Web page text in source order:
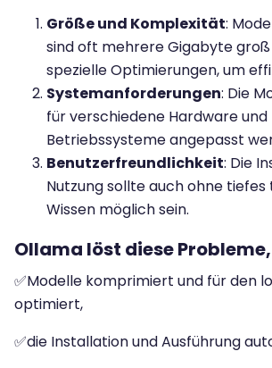
Größe und Komplexität:
sind oft mehrere Gigabyte
spezielle Optimierungen, um
Systemanforderungen: Die
für verschiedene Hardware und
Betriebssysteme angepasst
Benutzerfreundlichkeit: Die
Nutzung sollte auch ohne
Wissen möglich sein.
Ollama löst diese
✅Modelle komprimiert und für den
optimiert,
✅die Installation und Ausführung